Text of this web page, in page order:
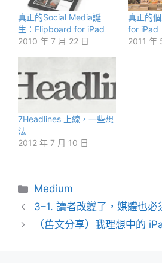
真正的Social Media誕
生：Flipboard for iPad
2010 年 7 月 22 日
真正的
for iPad
2011 年
7Headlines 上線，一些想
法
2012 年 7 月 10 日
分
類
Medium
3–1. 讀者改變了，媒體也必
（舊文分享）我理想中的